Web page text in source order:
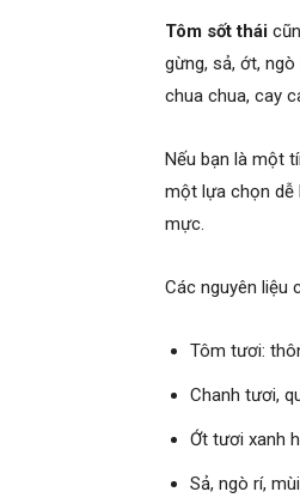
Tôm sốt thái
gừng, sả, ớt,
chua chua, cay
Nếu bạn là một
một lựa chọn dễ
mực.
Các nguyên liệu
Tôm tươi:
Chanh tươi,
Ớt tươi xanh
Sả, ngò rí,